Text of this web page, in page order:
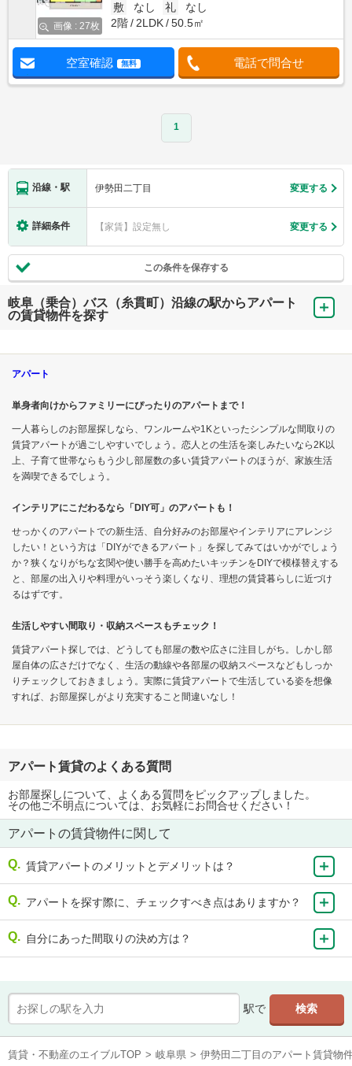
画像 : 27枚
敷
なし 礼
なし
2階
2LDK 50.5㎡
空室確認 無料 電話で問合せ
1
沿線・駅 伊勢田二丁目 変更する
詳細条件 【家賃】設定無し 変更する
この条件を保存する
岐阜（乗合）バス（糸貫町）沿線の駅からアパート
の賃貸物件を探す
アパート
単身者向けからファミリーにぴったりのアパートまで！
一人暮らしのお部屋探しなら、ワンルームや1Kといったシンプルな間取りの
賃貸アパートが過ごしやすいでしょう。恋人との生活を楽しみたいなら2K以
上、子育て世帯ならもう少し部屋数の多い賃貸アパートのほうが、家族生活
を満喫できるでしょう。
インテリアにこだわるなら「DIY可」のアパートも！
せっかくのアパートでの新生活、自分好みのお部屋やインテリアにアレンジ
したい！という方は「DIYができるアパート」を探してみてはいかがでしょう
か？狭くなりがちな玄関や使い勝手を高めたいキッチンをDIYで模様替えする
と、部屋の出入りや料理がいっそう楽しくなり、理想の賃貸暮らしに近づけ
るはずです。
生活しやすい間取り・収納スペースもチェック！
賃貸アパート探しでは、どうしても部屋の数や広さに注目しがち。しかし部
屋自体の広さだけでなく、生活の動線や各部屋の収納スペースなどもしっか
りチェックしておきましょう。実際に賃貸アパートで生活している姿を想像
すれば、お部屋探しがより充実すること間違いなし！
アパート賃貸のよくある質問
お部屋探しについて、よくある質問をピックアップしました。
その他ご不明点については、お気軽にお問合せください！
アパートの賃貸物件に関して
賃貸アパートのメリットとデメリットは？
アパートを探す際に、チェックすべき点はありますか？
自分にあった間取りの決め方は？
駅で
賃貸・不動産のエイブルTOP > 岐阜県 > 伊勢田二丁目のアパート賃貸物